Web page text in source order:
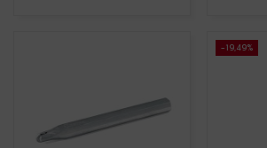
-19,49%